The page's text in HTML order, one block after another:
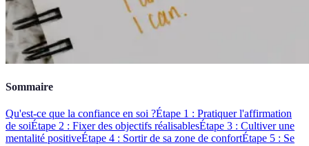
Sommaire
Qu'est-ce que la confiance en soi ?Étape 1 : Pratiquer l'affirmation
de soiÉtape 2 : Fixer des objectifs réalisablesÉtape 3 : Cultiver une
mentalité positiveÉtape 4 : Sortir de sa zone de confortÉtape 5 : Se